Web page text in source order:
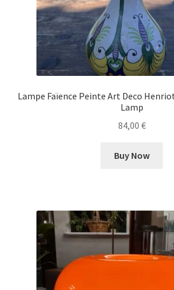
Lampe Faïence Peinte Art Deco
Lamp
84,00 €
Buy Now